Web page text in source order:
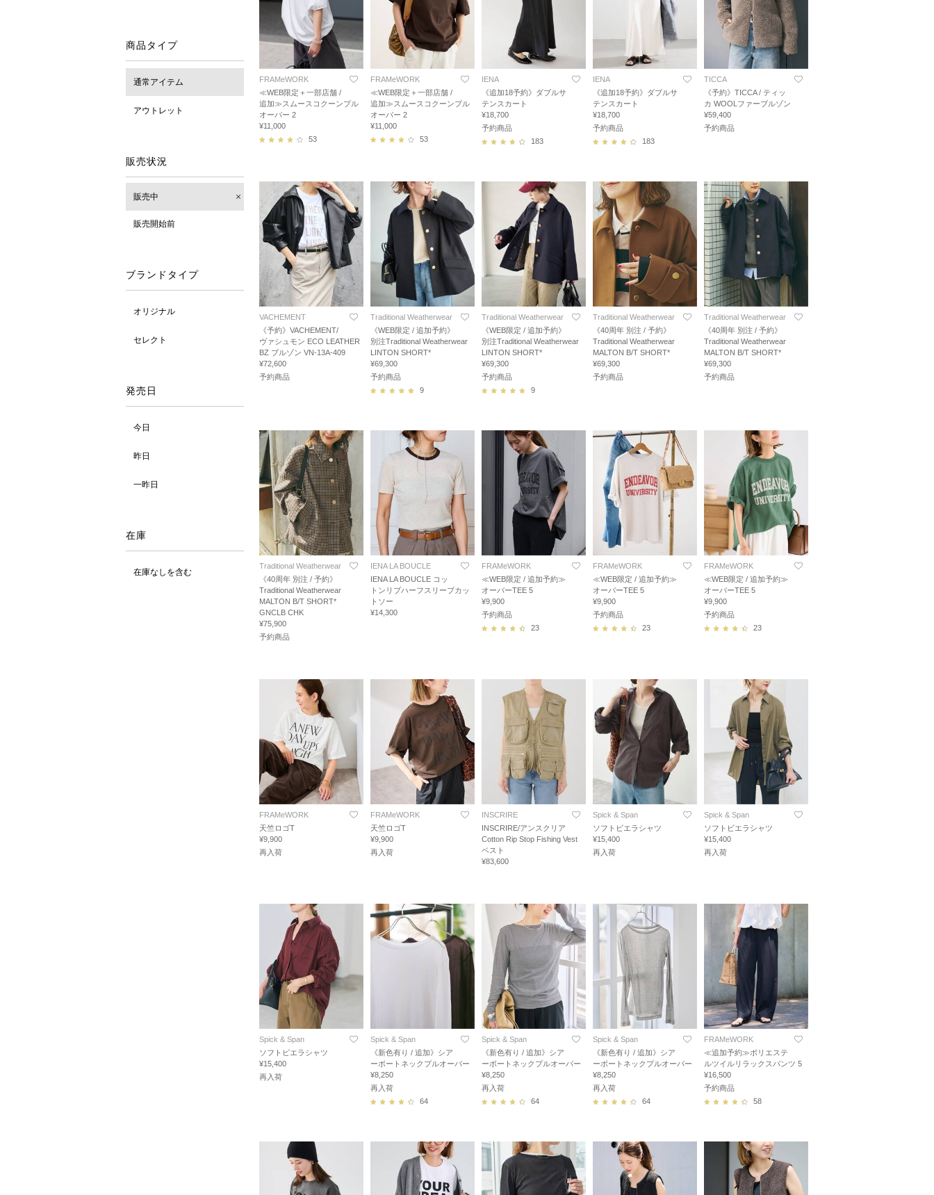
商品タイプ
通常アイテム
アウトレット
販売状況
販売中
販売開始前
ブランドタイプ
オリジナル
セレクト
発売日
今日
昨日
一昨日
在庫
在庫なしを含む
FRAMeWORK
≪WEB限定＋一部店舗 /
追加≫スムースコクーンプル
オーバー 2
¥11,000
53
FRAMeWORK
≪WEB限定＋一部店舗 /
追加≫スムースコクーンプル
オーバー 2
¥11,000
53
IENA
《追加18予約》ダブルサ
テンスカート
¥18,700
予約商品
183
IENA
《追加18予約》ダブルサ
テンスカート
¥18,700
予約商品
183
TICCA
《予約》TICCA / ティッ
カ WOOLファーブルゾン
¥59,400
予約商品
VACHEMENT
《予約》VACHEMENT/
ヴァシュモン ECO LEATHER
BZ ブルゾン VN-13A-409
¥72,600
予約商品
Traditional Weatherwear
《WEB限定 / 追加予約》
別注Traditional Weatherwear
LINTON SHORT*
¥69,300
予約商品
9
Traditional Weatherwear
《WEB限定 / 追加予約》
別注Traditional Weatherwear
LINTON SHORT*
¥69,300
予約商品
9
Traditional Weatherwear
《40周年 別注 / 予約》
Traditional Weatherwear
MALTON B/T SHORT*
¥69,300
予約商品
Traditional Weatherwear
《40周年 別注 / 予約》
Traditional Weatherwear
MALTON B/T SHORT*
¥69,300
予約商品
Traditional Weatherwear
《40周年 別注 / 予約》
Traditional Weatherwear
MALTON B/T SHORT*
GNCLB CHK
¥75,900
予約商品
IENA LA BOUCLE
IENA LA BOUCLE コッ
トンリブハーフスリーブカッ
トソー
¥14,300
FRAMeWORK
≪WEB限定 / 追加予約≫
オーバーTEE 5
¥9,900
予約商品
23
FRAMeWORK
≪WEB限定 / 追加予約≫
オーバーTEE 5
¥9,900
予約商品
23
FRAMeWORK
≪WEB限定 / 追加予約≫
オーバーTEE 5
¥9,900
予約商品
23
FRAMeWORK
天竺ロゴT
¥9,900
再入荷
FRAMeWORK
天竺ロゴT
¥9,900
再入荷
INSCRIRE
INSCRIRE/アンスクリア
Cotton Rip Stop Fishing Vest
ベスト
¥83,600
Spick & Span
ソフトビエラシャツ
¥15,400
再入荷
Spick & Span
ソフトビエラシャツ
¥15,400
再入荷
Spick & Span
ソフトビエラシャツ
¥15,400
再入荷
Spick & Span
《新色有り / 追加》シア
ーボートネックプルオーバー
¥8,250
再入荷
64
Spick & Span
《新色有り / 追加》シア
ーボートネックプルオーバー
¥8,250
再入荷
64
Spick & Span
《新色有り / 追加》シア
ーボートネックプルオーバー
¥8,250
再入荷
64
FRAMeWORK
≪追加予約≫ポリエステ
ルツイルリラックスパンツ 5
¥16,500
予約商品
58